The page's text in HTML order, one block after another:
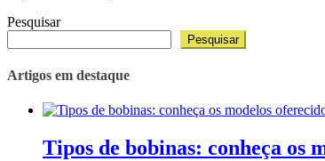
Pesquisar
Pesquisar
Artigos em destaque
Tipos de bobinas: conheça os